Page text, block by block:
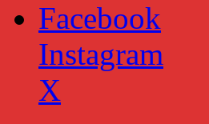
Facebook
Instagram
X